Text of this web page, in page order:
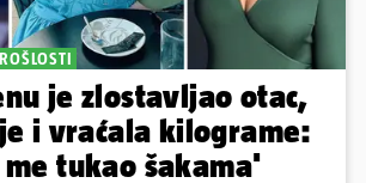
je zlostavljao otac,
i vraćala kilograme:
tukao šakama'